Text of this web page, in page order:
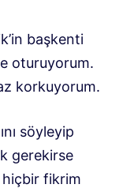
başkenti
oturuyorum.
korkuyorum.
söyleyip
gerekirse
hiçbir fikrim